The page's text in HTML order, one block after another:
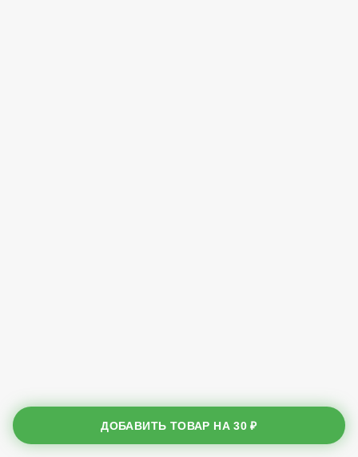
ДОБАВИТЬ ТОВАР НА30 ₽